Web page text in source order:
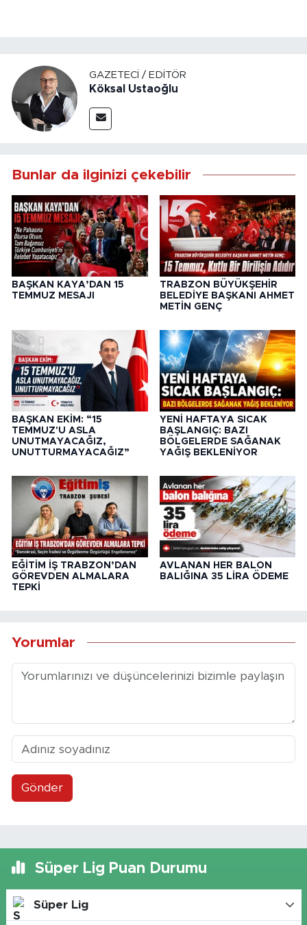
GAZETECI / EDITÖR
Köksal Ustaoğlu
Bunlar da ilginizi çekebilir
BAŞKAN KAYA’DAN 15
TEMMUZ MESAJI
TRABZON BÜYÜKŞEHİR
BELEDİYE BAŞKANI AHMET
METİN GENÇ
BAŞKAN EKİM: “15
TEMMUZ'U ASLA
UNUTMAYACAĞIZ,
UNUTTURMAYACAĞIZ”
YENİ HAFTAYA SICAK
BAŞLANGIÇ: BAZI
BÖLGELERDE SAĞANAK
YAĞIŞ BEKLENİYOR
EĞİTİM İŞ TRABZON’DAN
GÖREVDEN ALMALARA
TEPKİ
AVLANAN HER BALON
BALIĞINA 35 LİRA ÖDEME
Yorumlar
Gönder
Süper Lig Puan Durumu
Süper Lig